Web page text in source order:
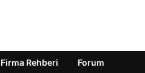
Firma Rehberi Forum